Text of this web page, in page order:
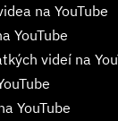
na YouTube
YouTube
videí na
YouTube